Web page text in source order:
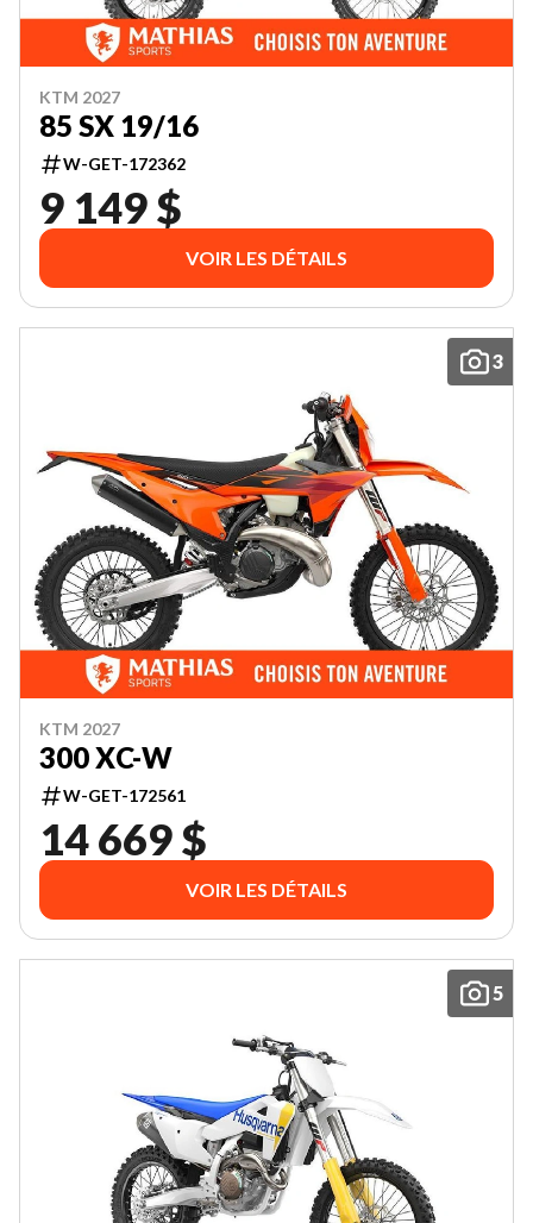
KTM 2027
85 SX 19/16
W-GET-172362
9 149 $
VOIR LES DÉTAILS
3
KTM 2027
300 XC-W
W-GET-172561
14 669 $
VOIR LES DÉTAILS
5